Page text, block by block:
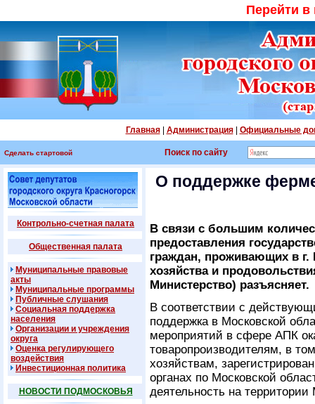
Перейти
Главная| Администрация| Официальные
Сделать стартовой Поиск по сайту
Контрольно-счетная палата
Общественная палата
Муниципальные правовые
акты
Муниципальные программы
Публичные слушания
Социальная поддержка
населения
Организации и учреждения
округа
Оценка регулирующего
воздействия
Инвестиционная политика
НОВОСТИ ПОДМОСКОВЬЯ
О поддержке
В связи с большим
предоставления
граждан, проживающих в г.
хозяйства и
Министерство) разъясняет.
В соответствии с
поддержка в Московской
мероприятий в сфере АПК
товаропроизводителям, в
хозяйствам,
органах по Московской
деятельность на